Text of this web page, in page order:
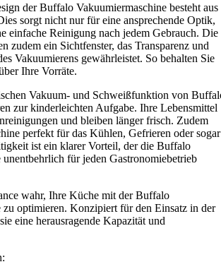
der Buffalo Vakuumiermaschine besteht aus
sorgt nicht nur für eine ansprechende Optik,
einfache Reinigung nach jedem Gebrauch. Die
zudem ein Sichtfenster, das Transparenz und
Vakuumierens gewährleistet. So behalten Sie
Ihre Vorräte.
Vakuum- und Schweißfunktion von
zur kinderleichten Aufgabe. Ihre Lebensmittel
und bleiben länger frisch. Zudem
perfekt für das Kühlen, Gefrieren oder sogar
ist ein klarer Vorteil, der die Buffalo
für jeden Gastronomiebetrieb
wahr, Ihre Küche mit der Buffalo
zu optimieren. Konzipiert für den Einsatz in der
eine herausragende Kapazität und